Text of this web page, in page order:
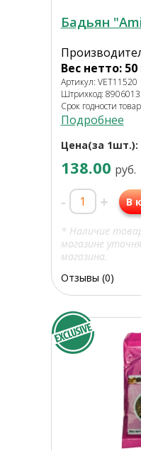
Бадьян
Вес нетто: 50
Артикул: VET11520
Штрихкод:
Срок годности
Подробнее
Цена(за 1шт.):
138.00 руб.
- + В
* Наличие
магазине
магазина.
Отзывы (0)